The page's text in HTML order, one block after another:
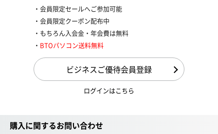
会員限定セールへご参加可能
会員限定クーポン配布中
もちろん入会金・年会費は無料
BTOパソコン送料無料
ビジネスご優待会員登録
ログインはこちら
購入に関するお問い合わせ